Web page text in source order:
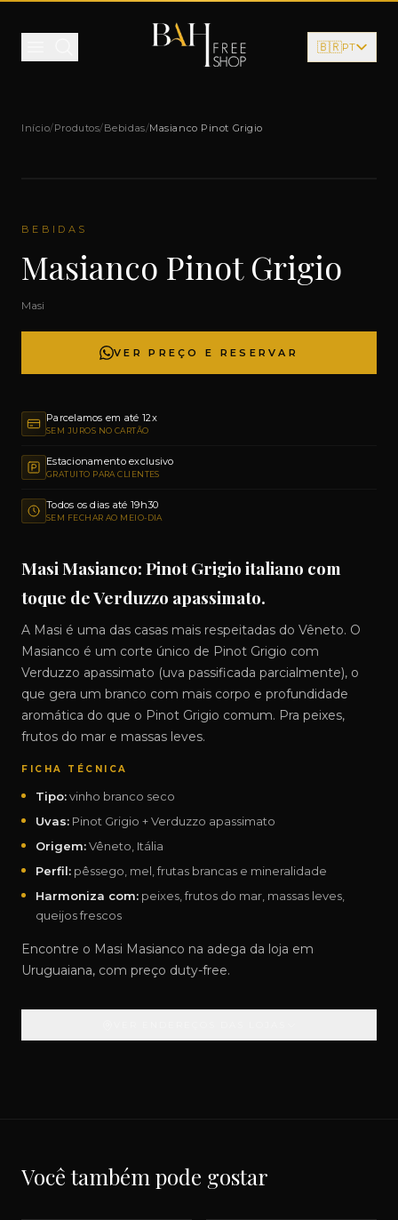
🇧🇷PT
Início/Produtos/Bebidas/Masianco Pinot Grigio
BEBIDAS
Masianco Pinot Grigio
Masi
VER PREÇO E RESERVAR
Parcelamos em até 12x
SEM JUROS NO CARTÃO
Estacionamento exclusivo
GRATUITO PARA CLIENTES
Todos os dias até 19h30
SEM FECHAR AO MEIO-DIA
Masi Masianco: Pinot Grigio italiano com
toque de Verduzzo apassimato.
A Masi é uma das casas mais respeitadas do Vêneto. O
Masianco é um corte único de Pinot Grigio com
Verduzzo apassimato (uva passificada parcialmente), o
que gera um branco com mais corpo e profundidade
aromática do que o Pinot Grigio comum. Pra peixes,
frutos do mar e massas leves.
FICHA TÉCNICA
Tipo:vinho branco seco
Uvas: Pinot Grigio + Verduzzo apassimato
Origem:Vêneto, Itália
Perfil: pêssego, mel, frutas brancas e mineralidade
Harmoniza com: peixes, frutos do mar, massas leves,
queijos frescos
Encontre o Masi Masianco na adega da loja em
Uruguaiana, com preço duty-free.
Você também pode gostar